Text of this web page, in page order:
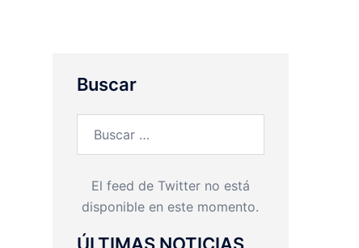
Buscar
El feed de Twitter no está
disponible en este momento.